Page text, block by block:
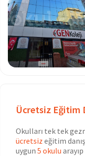
Ücretsiz Eğitim
Okulları tek tek
ücretsiz eğitim
uygun 5 okulu